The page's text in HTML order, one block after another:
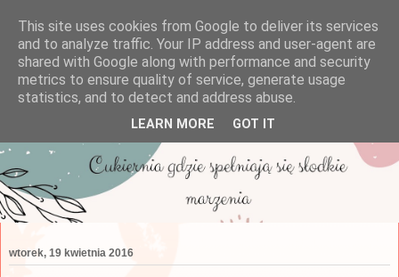
wtorek, 19 kwietnia 2016
This site uses cookies from Google to deliver its services
and to analyze traffic. Your IP address and user-agent are
shared with Google along with performance and security
metrics to ensure quality of service, generate usage
statistics, and to detect and address abuse.
LEARN MORE GOT IT